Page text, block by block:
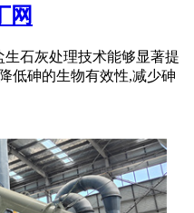
网
石灰处理技术能够显著提
低砷的生物有效性,减少砷